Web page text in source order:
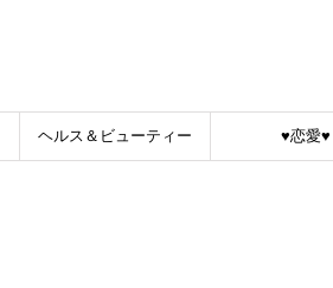
ヘルス＆ビューティー ♥恋愛♥